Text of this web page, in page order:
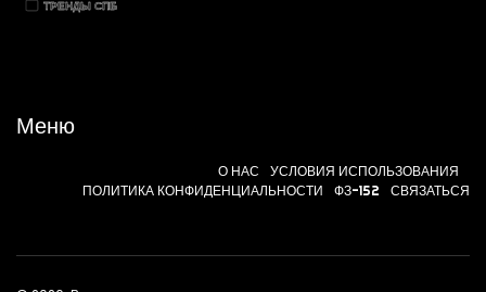
Меню
О НАС
УСЛОВИЯ ИСПОЛЬЗОВАНИЯ
ПОЛИТИКА КОНФИДЕНЦИАЛЬНОСТИ
ФЗ-152 СВЯЗАТЬСЯ